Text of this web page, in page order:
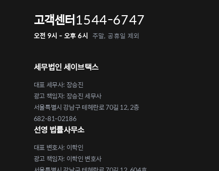
고객센터1544-6747
오전 9시 - 오후 6시 주말, 공휴일 제외
세무법인 세이브택스
대표 세무사: 장승진
광고 책임자: 장승진 세무사
서울특별시 강남구 테헤란로 70길 12, 2층
682-81-02186
선영 법률사무소
대표 변호사: 이학인
광고 책임자: 이학인 변호사